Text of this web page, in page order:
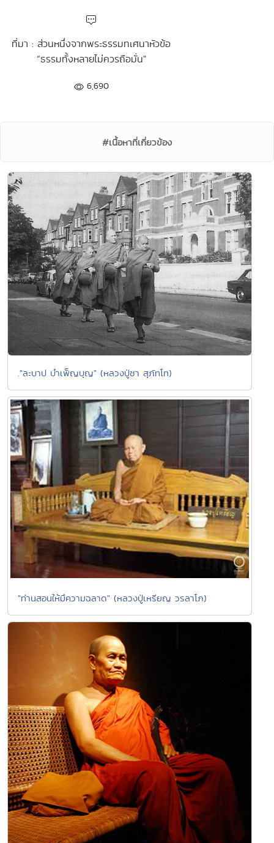
ที่มา : ส่วนหนึ่งจากพระธรรมทเศนาหัวข้อ
“ธรรมทั้งหลายไม่ควรถือมั่น"
6,690
#เนื้อหาที่เกี่ยวข้อง
."ละบาป บำเพ็ญบุญ" (หลวงปู่ชา สุภัทโท)
"ท่านสอนให้มึความฉลาด" (หลวงปู่เหรียญ วรลาโภ)